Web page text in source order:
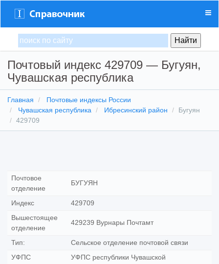
Почтовый индекс 429709 — Бугуян,
Чувашская республика
Главная
Почтовые индексы России
Чувашская республика
Ибресинский район
Бугуян
429709
Почтовое
отделение
БУГУЯН
Индекс
429709
Вышестоящее
отделение
429239 Вурнары Почтамт
Тип:
Сельское отделение почтовой связи
УФПС
УФПС республики Чувашской